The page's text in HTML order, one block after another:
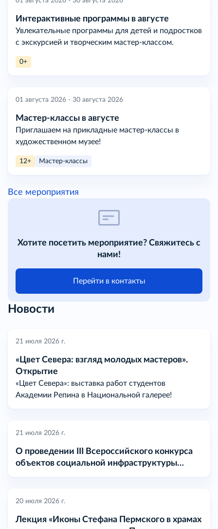
Интерактивные программы в августе
Увлекательные программы для детей и подростков
с экскурсией и творческим мастер-классом.
0+
01 августа 2026 - 30 августа 2026
Мастер-классы в августе
Приглашаем на прикладные мастер-классы в
художественном музее!
12+ Мастер-классы
Все мероприятия
Хотите посетить мероприятие? Свяжитесь с
нами!
Перейти в контакты
Новости
21 июля 2026 г.
«Цвет Севера: взгляд молодых мастеров».
Открытие
«Цвет Севера»: выставка работ студентов
Академии Репина в Национальной галерее!
21 июля 2026 г.
О проведении III Всероссийского конкурса
объектов социальной инфраструктуры
20 июля 2026 г.
Лекция «Иконы Стефана Пермского в храмах